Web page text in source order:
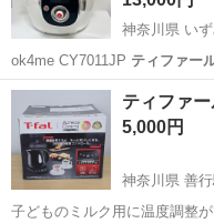
神奈川県 い
ok4me CY7011JP ティファー
神奈川 横浜市
ティファ
5,000円
神奈川県 善
子どものミルク用に温度調整